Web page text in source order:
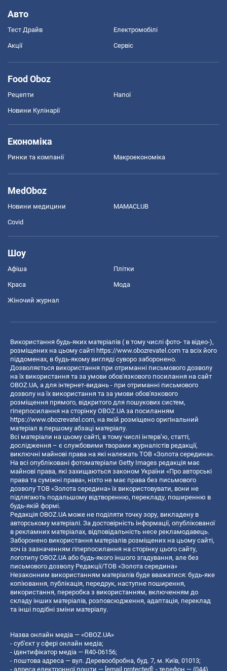
Авто
Тест Драйв Електромобілі
Акції Сервіс
Food Oboz
Рецепти Напої
Новини Кулінарії
Економіка
Ринки та компанії Макроекономіка
MedOboz
Новини медицини MAMACLUB
Covid
Шоу
Афіша Плітки
Краса Мода
Жіночий журнал
Використання будь-яких матеріалів ( в тому числі фото- та відео-),
розміщених на цьому сайті https://www.obozrevatel.com та всіх його
піддоменах, в будь-якому вигляді суворо заборонено.
Дозволяється використання при отриманні письмового дозволу
на їх використання та за умови обов'язкового посилання на сайт
OBOZ.UA, а для інтернет-видань - при отриманні письмового
дозволу на їх використання та за умови обов'язкового
розміщення прямого, відкритого для пошукових систем,
гіперпосилання на сторінку OBOZ.UA за посиланням
https://www.obozrevatel.com, на якій розміщено оригінальний
матеріал в першому абзаці матеріалу.
Всі матеріали на цьому сайті, в тому числі інтерв’ю, статті,
дослідження – є службовими творами журналістів редакції,
виключні майнові права на які належать ТОВ «Золота середина».
На всі опубліковані фотоматеріали Getty Images редакція має
майнові права, які захищаються законом України «Про авторські
права та суміжні права», ніхто не має права без письмового
дозволу ТОВ «Золота середина» їх використовувати, вони не
підлягають подальшому відтворенню, перекладу, поширенню в
будь-якій формі.
Редакція OBOZ.UA може не поділяти точку зору, викладену в
авторському матеріалі. За достовірність інформації, опублікованої
в рекламних матеріалах, відповідальність несе рекламодавець.
Заборонено використання матеріалів розміщених на цьому сайті,
хоч із зазначенням гіперпосилання на сторінку цього сайту,
логотипу OBOZ.UA або будь-якого іншого згадування, але без
письмового дозволу Редакції/ТОВ «Золота середина»
Незаконним використанням матеріалів буде вважатися: будь-яке
копiювання, публiкацiя, передрук, наступне поширення,
використання, переробка з використанням, включенням до
складу інших матеріалів, розповсюдження, адаптація, переклад
та інші подібні зміни матеріалу.
Назва онлайн медіа — «OBOZ.UA»
- суб'єкт у сфері онлайн медіа;
- ідентифікатор медіа — R40-06156;
- поштова адреса — вул. Деревообробна, буд. 7, м. Київ, 01013;
- адреса електронної пошти — [email protected]; - телефон — (044)